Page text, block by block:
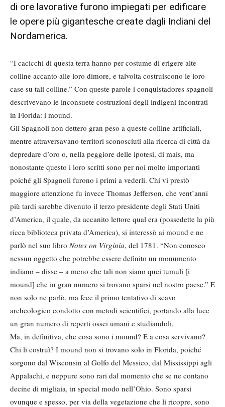
di ore lavorative furono impiegati per edificare
le opere più gigantesche create dagli Indiani del
Nordamerica.
“I cacicchi di questa terra hanno per costume di erigere alte
colline accanto alle loro dimore, e talvolta costruiscono le loro
case su tali colline.” Con queste parole i conquistadores spagnoli
descrivevano le inconsuete costruzioni degli indigeni incontrati
in Florida: i mound.
Gli Spagnoli non dettero gran peso a queste colline artificiali,
mentre attraversavano territori sconosciuti alla ricerca di città da
depredare d’oro o, nella peggiore delle ipotesi, di mais, ma
nonostante questo i loro scritti sono per noi molto importanti
poiché gli Spagnoli furono i primi a vederli. Chi vi prestò
maggiore attenzione fu invece Thomas Jefferson, che vent’anni
più tardi sarebbe divenuto il terzo presidente degli Stati Uniti
d’America, il quale, da accanito lettore qual era (possedette la più
ricca biblioteca privata d’America), si interessò ai mound e ne
parlò nel suo libro Notes on Virginia, del 1781. “Non conosco
nessun oggetto che potrebbe essere definito un monumento
indiano – disse – a meno che tali non siano quei tumuli [i
mound] che in gran numero si trovano sparsi nel nostro paese.” E
non solo ne parlò, ma fece il primo tentativo di scavo
archeologico condotto con metodi scientifici, portando alla luce
un gran numero di reperti ossei umani e studiandoli.
Ma, in definitiva, che cosa sono i mound? E a cosa servivano?
Chi li costruì? I mound non si trovano solo in Florida, poiché
sorgono dal Wisconsin al Golfo del Messico, dal Mississippi agli
Appalachi, e neppure sono rari dal momento che se ne contano
decine di migliaia, in special modo nell’Ohio. Sono sparsi
ovunque e spesso, per via della vegetazione che li ricopre, sono